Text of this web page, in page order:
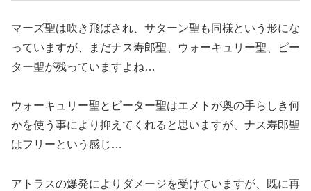
マーズ聖は吹き飛ばされ、サターン聖も同様という形にな
っていますが、まだナス寿郎聖、ウォーキュリー聖、ピー
ター聖が残っていますよね…
ウォーキュリー聖とピーター聖はエメトが奥の手らしき何
かを使う事により抑えてくれると思いますが、ナス寿郎聖
はフリーという感じ…
アトラスの爆発によりダメージを受けていますが、既に再